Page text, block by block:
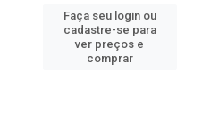
Faça seu login ou
cadastre-se para
ver preços e
comprar